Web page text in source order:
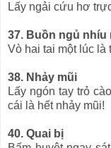
Lấy ngải cứu hơ
37. Buồn ngủ nhíu
Vò hai tai một lúc là
38. Nhảy mũi
Lấy ngón tay trỏ
cái là hết nhảy mũi!
40. Quai bị